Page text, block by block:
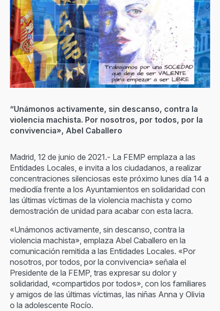
“Unámonos activamente, sin descanso, contra la
violencia machista. Por nosotros, por todos, por la
convivencia», Abel Caballero
Madrid, 12 de junio de 2021.- La FEMP emplaza a las
Entidades Locales, e invita a los ciudadanos, a realizar
concentraciones silenciosas este próximo lunes día 14 a
mediodía frente a los Ayuntamientos en solidaridad con
las últimas víctimas de la violencia machista y como
demostración de unidad para acabar con esta lacra.
«Unámonos activamente, sin descanso, contra la
violencia machista», emplaza Abel Caballero en la
comunicación remitida a las Entidades Locales. «Por
nosotros, por todos, por la convivencia» señala el
Presidente de la FEMP, tras expresar su dolor y
solidaridad, «compartidos por todos», con los familiares
y amigos de las últimas víctimas, las niñas Anna y Olivia
o la adolescente Rocío.